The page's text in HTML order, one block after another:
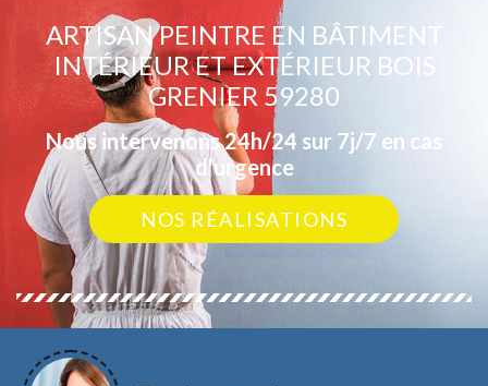
ARTISAN PEINTRE EN BÂTIMENT
INTÉRIEUR ET EXTÉRIEUR BOIS
GRENIER 59280
Nous intervenons 24h/24 sur 7j/7 en cas
d'urgence
NOS RÉALISATIONS